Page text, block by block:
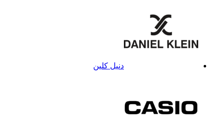
دنیل کلین